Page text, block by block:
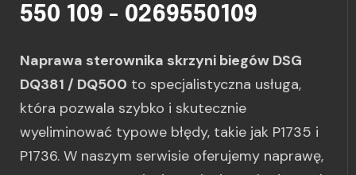
550 109 - 0269550109
Naprawa sterownika skrzyni biegów DSG
DQ381 / DQ500 to specjalistyczna usługa,
która pozwala szybko i skutecznie
wyeliminować typowe błędy, takie jak P1735 i
P1736. W naszym serwisie oferujemy naprawę,